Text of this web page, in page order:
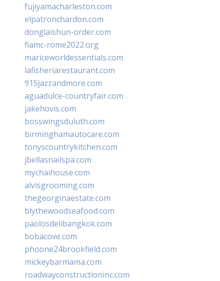
fujiyamacharleston.com
elpatronchardon.com
donglaishun-order.com
fiamc-rome2022.org
mariceworldessentials.com
lafisheriarestaurant.com
915jazzandmore.com
aguadulce-countryfair.com
jakehovis.com
bosswingsduluth.com
birminghamautocare.com
tonyscountrykitchen.com
jbellasnailspa.com
mychaihouse.com
alvisgrooming.com
thegeorginaestate.com
blythewoodseafood.com
paolosdelibangkok.com
bobacove.com
phoone24brookfield.com
mickeybarmama.com
roadwayconstructioninc.com